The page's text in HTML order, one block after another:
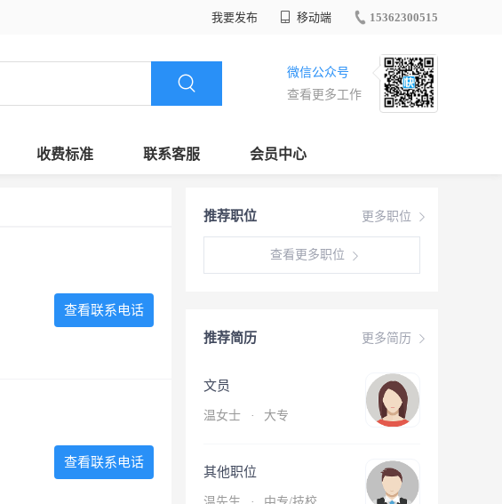
我要发布 移动端 15362300515
微信公众号
查看更多工作
收费标准 联系客服 会员中心
更多职位
推荐职位
查看更多职位
更多简历
推荐简历
文员
温女士 · 大专
其他职位
查看联系电话
查看联系电话